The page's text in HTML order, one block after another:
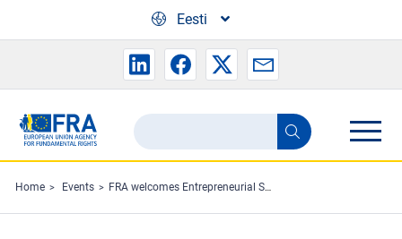
Eesti
Search
the
FRA
website
Search
Home Events FRA welcomes Entrepreneurial School from Innsbruck